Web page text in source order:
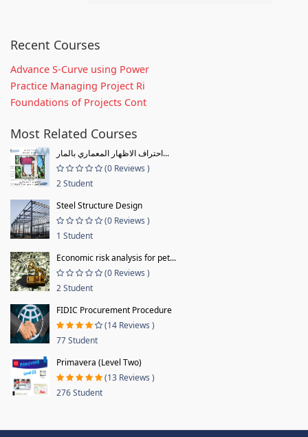
Recent Courses
Advance S-Curve using Power
Practice Managing Project Ri
Foundations of Projects Cont
Most Related Courses
احتراف الاظهار المعماري بالمار...
(0 Reviews )
2 Student
Steel Structure Design
(0 Reviews )
1 Student
Economic risk analysis for pet...
(0 Reviews )
2 Student
FIDIC Procurement Procedure
(14 Reviews )
77 Student
Primavera (Level Two)
(13 Reviews )
276 Student